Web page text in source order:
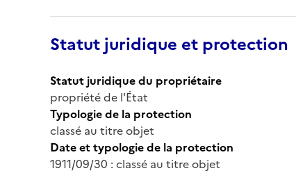
Statut juridique et protection
Statut juridique du propriétaire
propriété de l'État
Typologie de la protection
classé au titre objet
Date et typologie de la protection
1911/09/30 : classé au titre objet